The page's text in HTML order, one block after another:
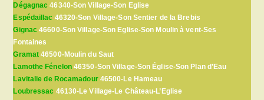
Dégagnac 46340-Son Village-Son Eglise
Espédaillac 46320-Son Village-Son Sentier de la Brebis
Gignac 46600-Son Village-Son Eglise-Son Moulin à vent-Ses
Fontaines
Gramat 46500-Moulin du Saut
Lamothe Fénelon46350-Son Village-Son Église-Son Plan d’Eau
Lavitalie de Rocamadour46500-Le Hameau
Loubressac 46130-Le Village-Le Château-L’Eglise